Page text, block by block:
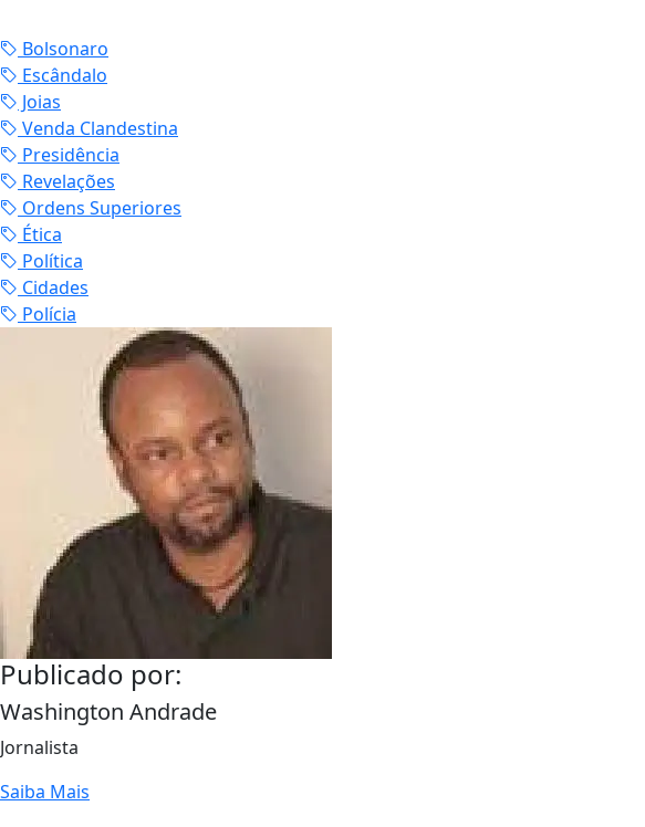
Bolsonaro
Escândalo
Joias
Venda Clandestina
Presidência
Revelações
Ordens Superiores
Ética
Política
Cidades
Polícia
Publicado por:
Washington Andrade
Jornalista
Saiba Mais